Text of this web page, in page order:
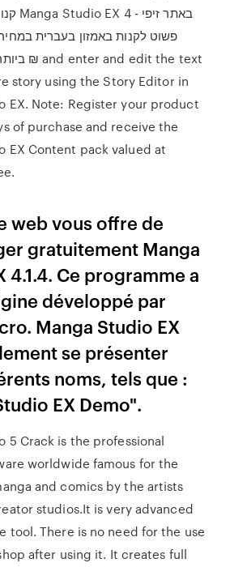
פשוט לקנות באמזון בעברית
story using the Story Editor in
EX. Note: Register your product
of purchase and receive the
EX Content pack valued at
web vous offre de
gratuitement Manga
4.1.4. Ce programme a
développé par
Manga Studio EX
se présenter
noms, tels que :
EX Demo".
5 Crack is the professional
worldwide famous for the
and comics by the artists
studios.It is very advanced
tool. There is no need for the use
after using it. It creates full